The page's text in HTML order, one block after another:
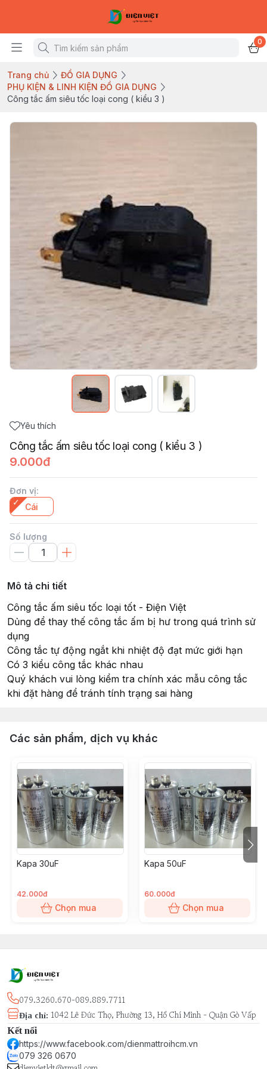
0
Trang chủ
ĐỒ GIA DỤNG
PHỤ KIỆN & LINH KIỆN ĐỒ GIA DỤNG
Công tắc ấm siêu tốc loại cong ( kiểu 3 )
Yêu thích
Công tắc ấm siêu tốc loại cong ( kiểu 3 )
9.000đ
Đơn vị:
Cái
Số lượng
Mô tả chi tiết
Công tắc ấm siêu tốc loại tốt - Điện Việt
Dủng để thay thế công tắc ấm bị hư trong quá trình sử
dụng
Công tắc tự động ngắt khi nhiệt độ đạt mức giới hạn
Có 3 kiểu công tắc khác nhau
Quý khách vui lòng kiểm tra chính xác mẫu công tắc
khi đặt hàng để tránh tính trạng sai hàng
Các sản phẩm, dịch vụ khác
Kapa 30uF
42.000đ
Chọn mua
Kapa 50uF
60.000đ
Chọn mua
079.3260.670-089.889.7711
Địa chỉ: 1042 Lê Đức Thọ, Phường 13, Hồ Chí Minh - Quận Gò Vấp
Kết nối
https://www.facebook.com/dienmattroihcm.vn
079 326 0670